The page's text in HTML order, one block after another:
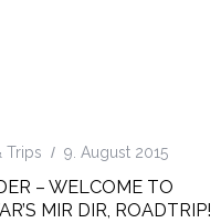
Trips 9. August 2015
– WELCOME TO
MIR DIR, ROADTRIP!